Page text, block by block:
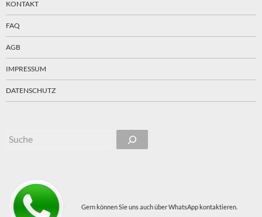
KONTAKT
FAQ
AGB
IMPRESSUM
DATENSCHUTZ
Suchen
Gern können Sie uns auch über WhatsApp kontaktieren.